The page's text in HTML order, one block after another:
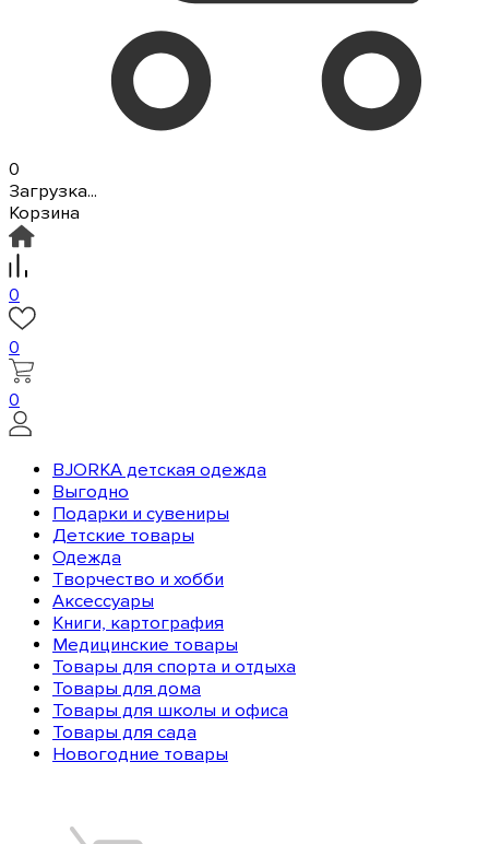
0
Загрузка...
Корзина
0
0
0
BJORKA детская одежда
Выгодно
Подарки и сувениры
Детские товары
Одежда
Творчество и хобби
Аксессуары
Книги, картография
Медицинские товары
Товары для спорта и отдыха
Товары для дома
Товары для школы и офиса
Товары для сада
Новогодние товары